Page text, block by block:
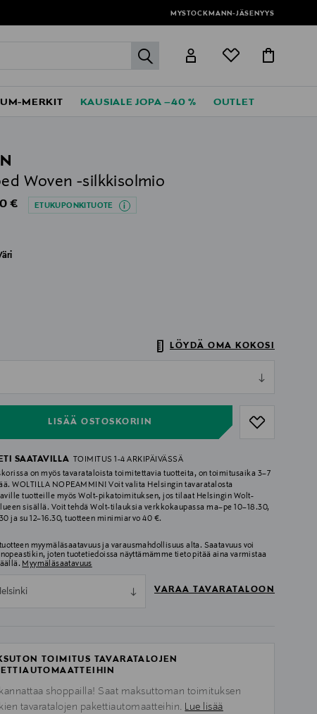
MYSTOCKMANN-JÄSENYYS
label.header.go
MERKIT KAUSIALE JOPA –40 % OUTLET
Woven -silkkisolmio
Price
€ ETUKUPONKITUOTE
LÖYDÄ OMA KOKOSI
LISÄÄ OSTOSKORIIN
SAATAVILLA
TOIMITUS 1-4 ARKIPÄIVÄSSÄ
on myös tavarataloista toimitettavia tuotteita, on toimitusaika 3–7
WOLTILLA NOPEAMMIN! Voit valita Helsingin tavaratalosta
tuotteille myös Wolt-pikatoimituksen, jos tilaat Helsingin Wolt-
sisällä. Voit tehdä Wolt-tilauksia verkkokaupassa ma–pe 10–18.30,
ja su 12–16.30, tuotteen minimiarvo 40 €.
myymäläsaatavuus ja varausmahdollisuus alta. Saatavuus voi
joten tuotetiedoissa näyttämämme tieto pitää aina varmistaa
Myymäläsaatavuus
VARAA TAVARATALOON
TOIMITUS TAVARATALOJEN
shoppailla! Saat maksuttoman toimituksen
tavaratalojen pakettiautomaatteihin. Lue lisää